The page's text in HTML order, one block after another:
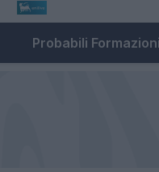
Probabili Formazioni